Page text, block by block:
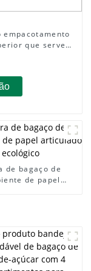
que servem
de bagaço de
de papel